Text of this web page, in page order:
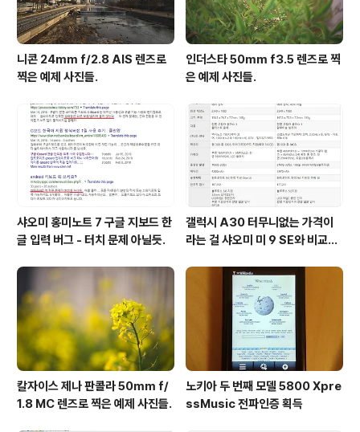
니콘 24mm f/2.8 AIS 렌즈로
찍은 예제 사진들.
인더스타 50mm f3.5 렌즈로 찍
은 예제 사진들.
샤오미 홍미노트 7 구글 지보드 한
글 입력 버그 - 터치 문제 아닐듯.
갤럭시 A30 터무니없는 가격이
라는 걸 샤오미 미 9 SE와 비교해
칼자이스 제나 판콜라 50mm f/
1.8 MC 렌즈로 찍은 예제 사진들.
노키아 두 번째 모델 5800 Xpre
ssMusic 전파인증 획득